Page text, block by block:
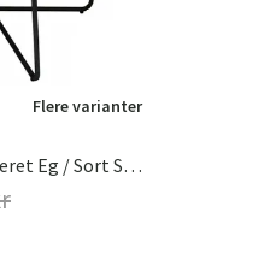
Flere varianter
Bord 9A 100 Grønlakeret Eg / Sort Stativ